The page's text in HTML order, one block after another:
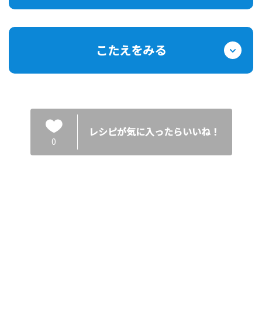
こたえをみる
0
レシピが気に入ったらいいね！